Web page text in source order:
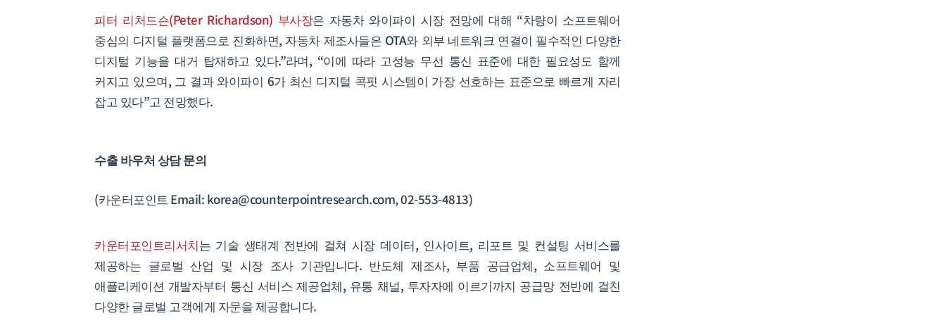
피터 리처드슨(Peter Richardson) 부사장은 자동차 와이파이 시장 전망에 대해 “차량이 소프트웨어
중심의 디지털 플랫폼으로 진화하면, 자동차 제조사들은 OTA와 외부 네트워크 연결이 필수적인 다양한
디지털 기능을 대거 탑재하고 있다.”라며, “이에 따라 고성능 무선 통신 표준에 대한 필요성도 함께
커지고 있으며, 그 결과 와이파이 6가 최신 디지털 콕핏 시스템이 가장 선호하는 표준으로 빠르게 자리
잡고 있다”고 전망했다.
수출 바우처 상담 문의
(카운터포인트 Email: korea@counterpointresearch.com, 02-553-4813)
카운터포인트리서치는 기술 생태계 전반에 걸쳐 시장 데이터, 인사이트, 리포트 및 컨설팅 서비스를
제공하는 글로벌 산업 및 시장 조사 기관입니다. 반도체 제조사, 부품 공급업체, 소프트웨어 및
애플리케이션 개발자부터 통신 서비스 제공업체, 유통 채널, 투자자에 이르기까지 공급망 전반에 걸친
다양한 글로벌 고객에게 자문을 제공합니다.